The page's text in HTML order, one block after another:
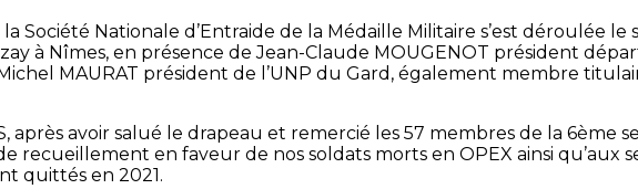
Société Nationale d’Entraide de la Médaille Militaire s’est déroulée le
à Nîmes, en présence de Jean-Claude MOUGENOT président
MAURAT président de l’UNP du Gard, également membre
après avoir salué le drapeau et remercié les 57 membres de la 6ème
recueillement en faveur de nos soldats morts en OPEX ainsi qu’aux
quittés en 2021.